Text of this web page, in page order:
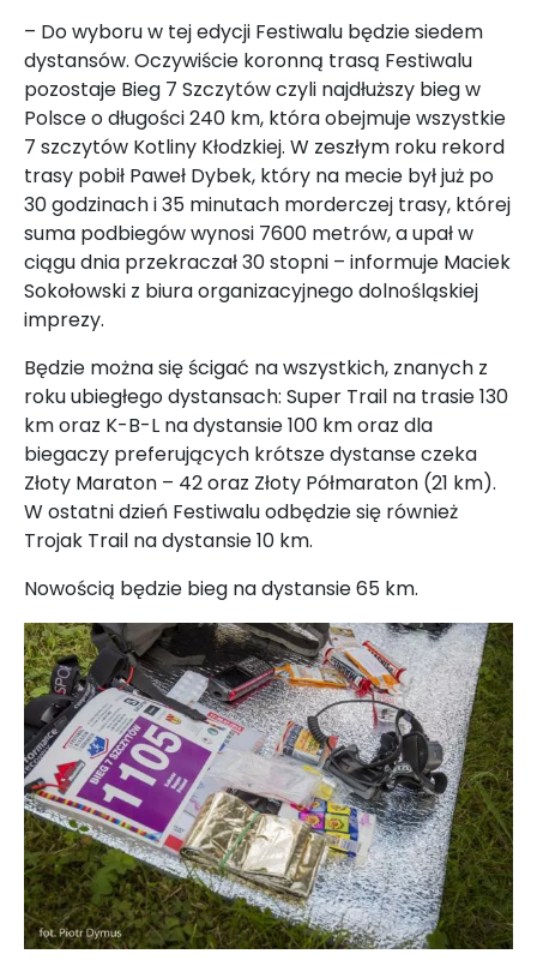
– Do wyboru w tej edycji Festiwalu będzie siedem
dystansów. Oczywiście koronną trasą Festiwalu
pozostaje Bieg 7 Szczytów czyli najdłuższy bieg w
Polsce o długości 240 km, która obejmuje wszystkie
7 szczytów Kotliny Kłodzkiej. W zeszłym roku rekord
trasy pobił Paweł Dybek, który na mecie był już po
30 godzinach i 35 minutach morderczej trasy, której
suma podbiegów wynosi 7600 metrów, a upał w
ciągu dnia przekraczał 30 stopni – informuje Maciek
Sokołowski z biura organizacyjnego dolnośląskiej
imprezy.
Będzie można się ścigać na wszystkich, znanych z
roku ubiegłego dystansach: Super Trail na trasie 130
km oraz K-B-L na dystansie 100 km oraz dla
biegaczy preferujących krótsze dystanse czeka
Złoty Maraton – 42 oraz Złoty Półmaraton (21 km).
W ostatni dzień Festiwalu odbędzie się również
Trojak Trail na dystansie 10 km.
Nowością będzie bieg na dystansie 65 km.